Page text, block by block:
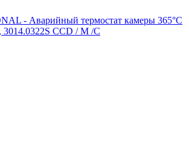
- Аварийный термостат камеры 365°C
3014.0322S CCD / M /C